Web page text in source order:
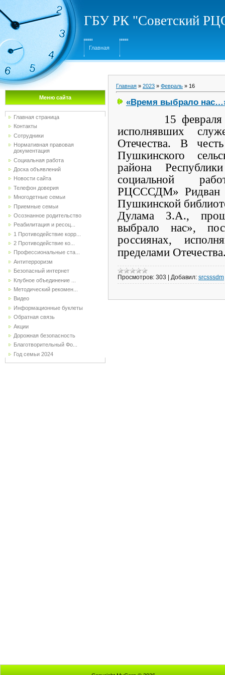
ГБУ РК "Советский
Главная
Меню сайта
Главная страница
Контакты
Сотрудники
Нормативная правовая
документация
Социальная работа
Доска объявлений
Новости сайта
Телефон доверия
Многодетные семьи
Приемные семьи
Осознанное родительство
Реабилитация и ресоц...
1 Противодействие корр...
2 Противодействие ко...
Профессиональные ста...
Антитерроризм
Безопасный интернет
Клубное объединение ...
Методический рекомен...
Видео
Информационные буклеты
Обратная связь
Акции
Дорожная безопасность
Благотворительный Фо...
Год семьи 2024
Главная » 2023 » Февраль » 16
«Время выбрало
15
исполнявших
Отечества. В
Пушкинского
района
социальной
РЦСССДМ» Ридван
Пушкинской
Дулама З.А.,
выбрало нас»,
россиянах,
пределами
Просмотров: 303 Добавил: srcsssdm